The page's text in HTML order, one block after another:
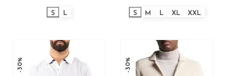
S L S M L XL XXL
-30% -30%